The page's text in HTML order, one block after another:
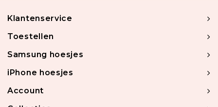
Klantenservice
Toestellen
Samsung hoesjes
iPhone hoesjes
Account